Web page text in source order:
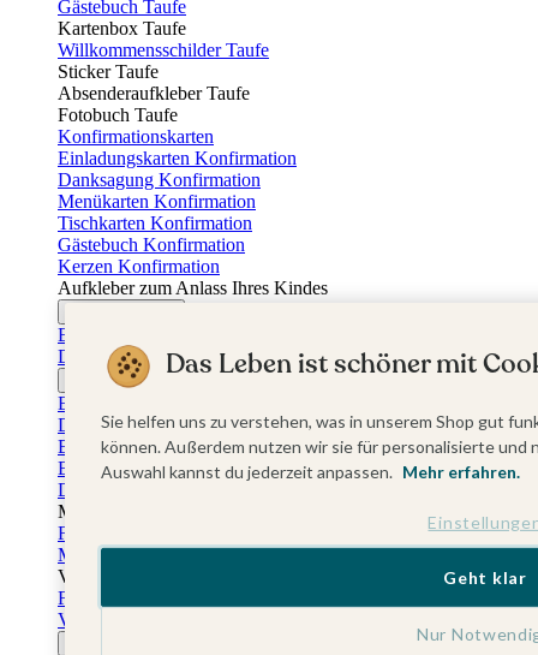
Gästebuch Taufe
Kartenbox Taufe
Willkommensschilder Taufe
Sticker Taufe
Absenderaufkleber Taufe
Fotobuch Taufe
Konfirmationskarten
Einladungskarten Konfirmation
Danksagung Konfirmation
Menükarten Konfirmation
Tischkarten Konfirmation
Gästebuch Konfirmation
Kerzen Konfirmation
Aufkleber zum Anlass Ihres Kindes
Einladungskarten Firmung
Dankeskarten Firmung
Jugendweihekarten
Einladungskarten Jugendweihe
Dankeskarten Jugendweihe
Einschulungskarten
Einladungskarten Einschulung
Danksagung Einschulung
Muttertag
Fotogeschenke Muttertag
Muttertagskarten
Vatertag
Fotogeschenke Vatertag
Vatertagskarten
Das Leben ist schöner mit
Sie helfen uns zu verstehen, was in unserem Shop gut
können. Außerdem nutzen wir sie für personalisierte
Auswahl kannst du jederzeit anpassen. Mehr erfahren.
Nur
Geht klar